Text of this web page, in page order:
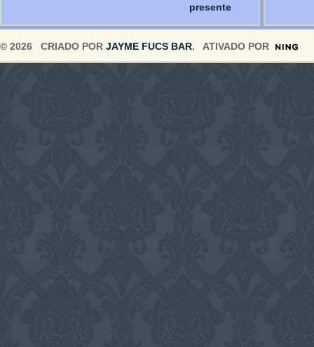
presente
© 2026 CRIADO POR JAYME FUCS BAR. ATIVADO POR